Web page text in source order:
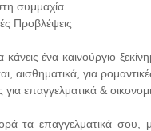
συμμαχία.
Προβλέψεις
κάνεις ένα καινούργιο
αισθηματικά, για
για επαγγελματικά &
τα επαγγελματικά σου,